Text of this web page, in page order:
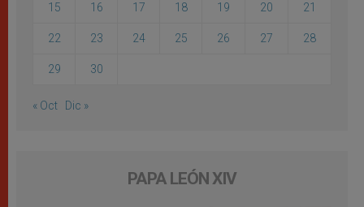
15 16 17 18 19 20 21
22 23 24 25 26 27 28
29 30
« Oct Dic »
PAPA LEÓN XIV